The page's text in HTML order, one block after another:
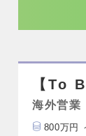
【To
海外営業
800万円